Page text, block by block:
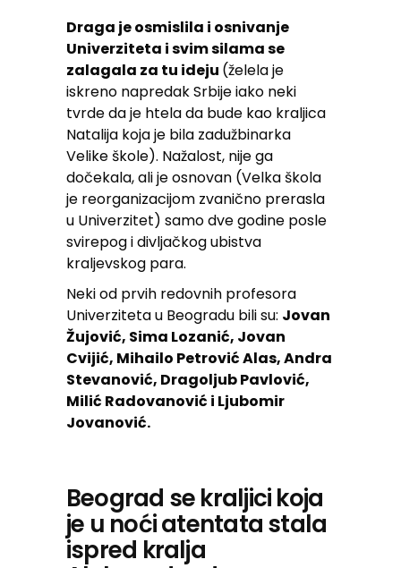
Draga je osmislila i osnivanje
Univerziteta i svim silama se
zalagala za tu ideju (želela je
iskreno napredak Srbije iako neki
tvrde da je htela da bude kao kraljica
Natalija koja je bila zadužbinarka
Velike škole). Nažalost, nije ga
dočekala, ali je osnovan (Velka škola
je reorganizacijom zvanično prerasla
u Univerzitet) samo dve godine posle
svirepog i divljačkog ubistva
kraljevskog para.
Neki od prvih redovnih profesora
Univerziteta u Beogradu bili su: Jovan
Žujović, Sima Lozanić, Jovan
Cvijić, Mihailo Petrović Alas, Andra
Stevanović, Dragoljub Pavlović,
Milić Radovanović i Ljubomir
Jovanović.
Beograd se kraljici koja
je u noći atentata stala
ispred kralja